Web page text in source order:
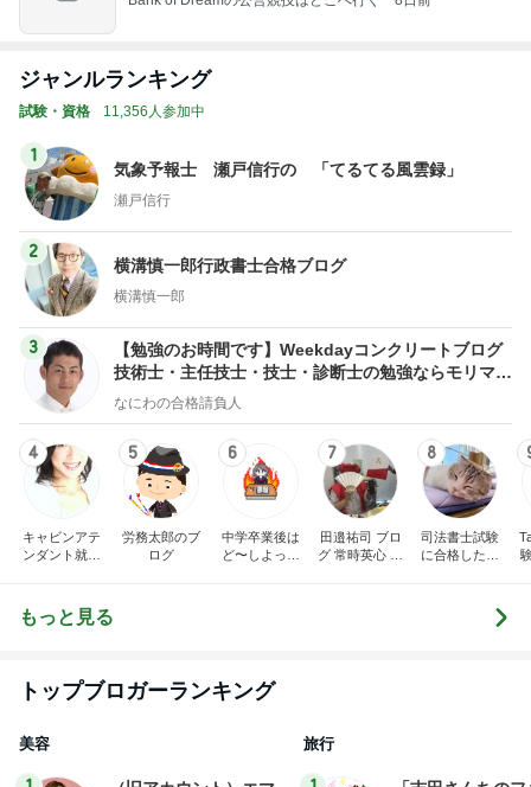
ジャンルランキング
試験・資格 11,356人参加中
1
気象予報士 瀬戸信行の 「てるてる風雲録」
瀬戸信行
2
横溝慎一郎行政書士合格ブログ
横溝慎一郎
3
【勉強のお時間です】Weekdayコンクリートブログ
技術士・主任技士・技士・診断士の勉強ならモリマサ
ノblog
なにわの合格請負人
4
キャビンアテ
ンダント就活
ルブログ by
Ameba
5
労務太郎のブ
ログ
6
中学卒業後は
ど〜しよっか
7
田邉祐司 ブロ
グ 常時英心 言
8
司法書士試験
に合格したい
もっと見る
トップブロガーランキング
美容 旅行